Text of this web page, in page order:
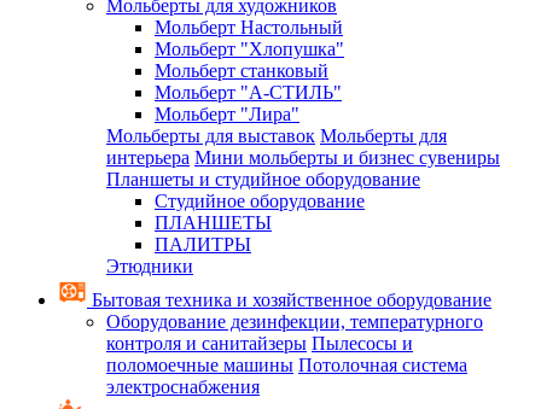
Мольберты для художников
Мольберт Настольный
Мольберт "Хлопушка"
Мольберт станковый
Мольберт "А-СТИЛЬ"
Мольберт "Лира"
Мольберты для выставок Мольберты для
интерьера Мини мольберты и бизнес сувениры
Планшеты и студийное оборудование
Студийное оборудование
ПЛАНШЕТЫ
ПАЛИТРЫ
Этюдники
Бытовая техника и хозяйственное оборудование
Оборудование дезинфекции, температурного
контроля и санитайзеры Пылесосы и
поломоечные машины Потолочная система
электроснабжения